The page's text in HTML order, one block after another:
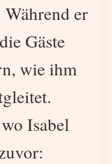
Während er
Gäste
wie ihm
Isabel